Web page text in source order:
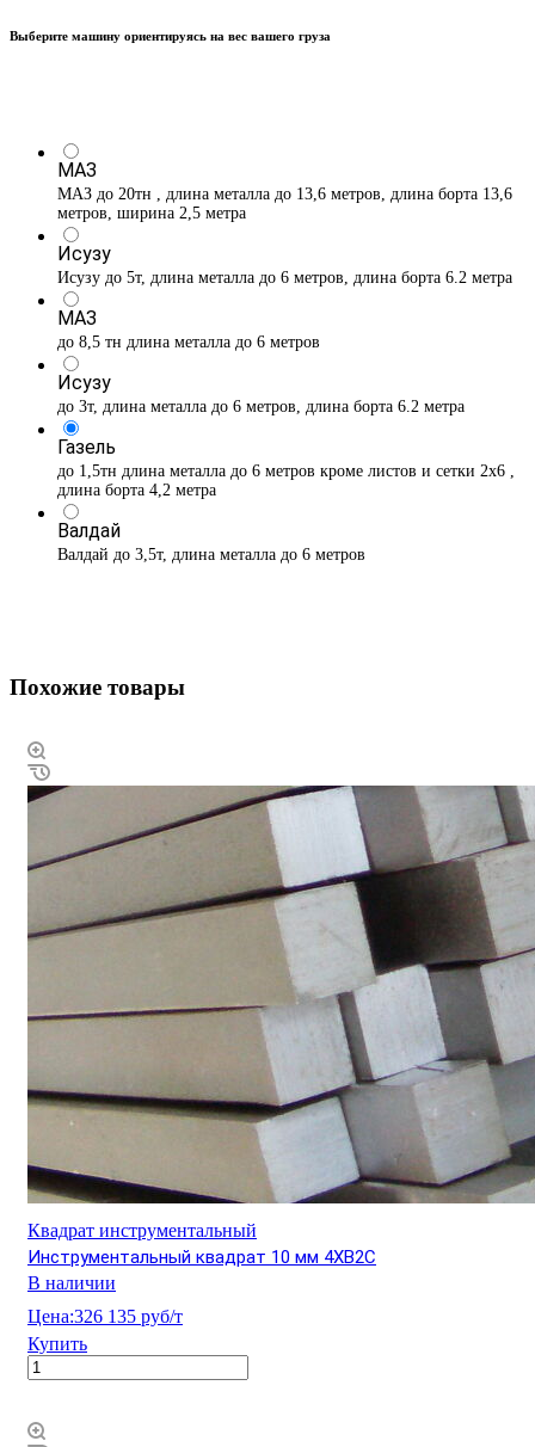
Выберите машину ориентируясь на вес вашего груза
МАЗ
МАЗ до 20тн , длина металла до 13,6 метров, длина борта 13,6
метров, ширина 2,5 метра
Исузу
Исузу до 5т, длина металла до 6 метров, длина борта 6.2 метра
МАЗ
до 8,5 тн длина металла до 6 метров
Исузу
до 3т, длина металла до 6 метров, длина борта 6.2 метра
Газель
до 1,5тн длина металла до 6 метров кроме листов и сетки 2х6 ,
длина борта 4,2 метра
Валдай
Валдай до 3,5т, длина металла до 6 метров
Похожие товары
Квадрат инструментальный
Инструментальный квадрат 10 мм 4ХВ2С
В наличии
Цена:326 135 руб/т
Купить